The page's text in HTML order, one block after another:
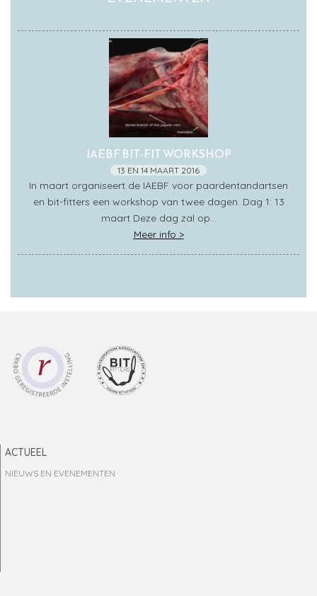
IAEBF BIT-FIT WORKSHOP
13 EN 14 MAART 2016
In maart organiseert de IAEBF voor paardentandartsen
en bit-fitters een workshop van twee dagen. Dag 1: 13
maart Deze dag zal op…
Meer info >
ACTUEEL
NIEUWS EN EVENEMENTEN